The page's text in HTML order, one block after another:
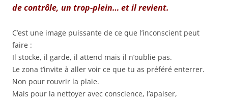
de contrôle, un trop-plein… et il revient.
C’est une image puissante de ce que l’inconscient peut
faire :
Il stocke, il garde, il attend mais il n’oublie pas.
Le zona t’invite à aller voir ce que tu as préféré enterrer.
Non pour rouvrir la plaie.
Mais pour la nettoyer avec conscience, l’apaiser,